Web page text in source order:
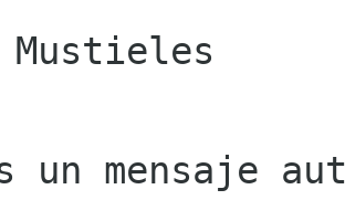
un mensaje